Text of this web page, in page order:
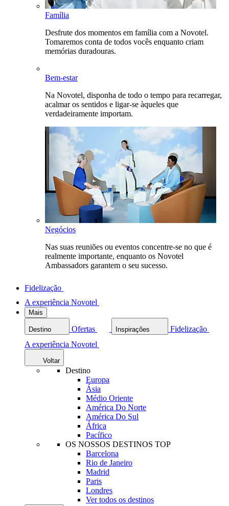
Família
Desfrute dos momentos em família com a Novotel.
Tomaremos conta de todos vocês enquanto criam
memórias duradouras.
Bem-estar
Na Novotel, disponha de todo o tempo para recarregar,
acalmar os sentidos e ligar-se àqueles que
verdadeiramente importam.
Negócios
Nas suas reuniões ou eventos concentre-se no que é
realmente importante, enquanto os Novotel
Ambassadors garantem o seu sucesso.
Fidelização
A experiência Novotel
Mais
Destino Ofertas Inspirações
Fidelização
A experiência Novotel
Voltar
Destino
Europa
Ásia
Médio Oriente
América Do Norte
América Do Sul
África
Pacífico
OS NOSSOS DESTINOS TOP
Barcelona
Rio de Janeiro
Madrid
Paris
Londres
Ver todos os destinos